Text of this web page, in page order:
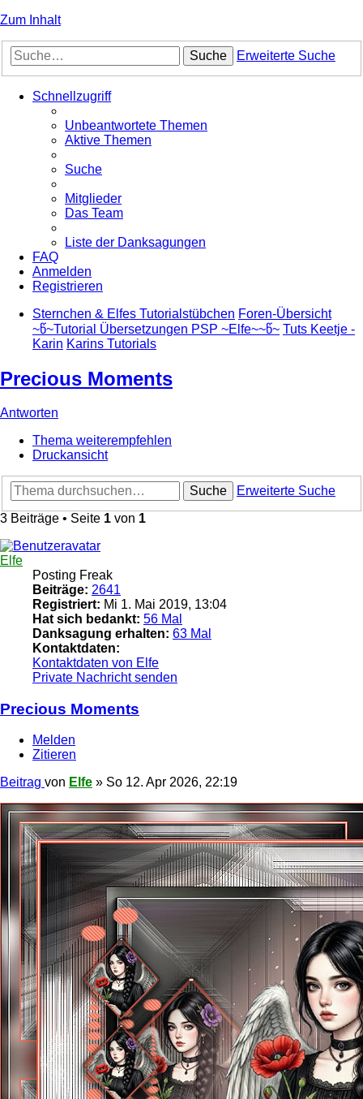
Zum Inhalt
Suche Erweiterte Suche
Schnellzugriff
Unbeantwortete Themen
Aktive Themen
Suche
Mitglieder
Das Team
Liste der Danksagungen
FAQ
Anmelden
Registrieren
Sternchen & Elfes Tutorialstübchen Foren-Übersicht
~წ~Tutorial Übersetzungen PSP ~Elfe~~წ~ Tuts Keetje -
Karin Karins Tutorials
Precious Moments
Antworten
Thema weiterempfehlen
Druckansicht
Suche
Erweiterte Suche
3 Beiträge • Seite 1 von 1
Elfe
Posting Freak
Beiträge: 2641
Registriert: Mi 1. Mai 2019, 13:04
Hat sich bedankt: 56 Mal
Danksagung erhalten: 63 Mal
Kontaktdaten:
Kontaktdaten von Elfe
Private Nachricht senden
Precious Moments
Melden
Zitieren
Beitrag von Elfe » So 12. Apr 2026, 22:19